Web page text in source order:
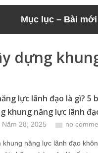
Mục lục – Bài mới
dựng
lực lãnh đạo là gì? 5
khung năng lực lãnh
Năm 28, 2025 no
khung năng lực lãnh đạo